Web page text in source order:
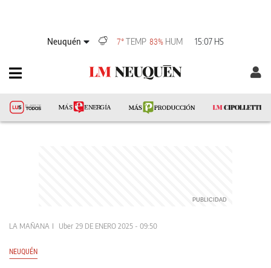
Neuquén 7° TEMP 83% HUM 15:07 HS
LA MAÑANA Uber 29 DE ENERO 2025 - 09:50
NEUQUÉN